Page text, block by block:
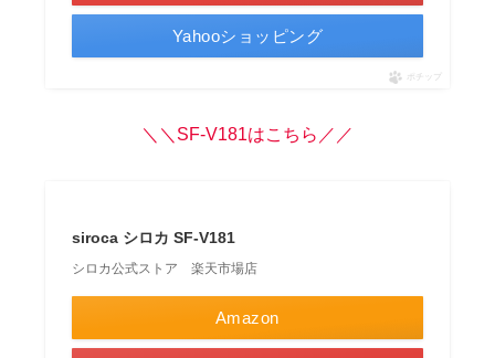
Yahooショッピング
ポチップ
＼＼SF-V181はこちら／／
siroca シロカ SF-V181
シロカ公式ストア 楽天市場店
Amazon